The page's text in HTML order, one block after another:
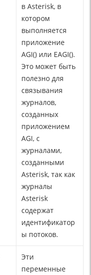
в Asterisk, в
котором
выполняется
приложение
AGI() или EAGI().
Это может быть
полезно для
связывания
журналов,
созданных
приложением
AGI, с
журналами,
созданными
Asterisk, так как
журналы
Asterisk
содержат
идентификатор
ы потоков.
Эти
переменные